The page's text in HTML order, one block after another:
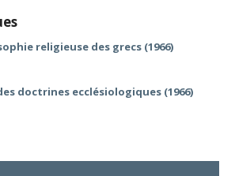
religieuse des grecs (1966)
doctrines ecclésiologiques (1966)